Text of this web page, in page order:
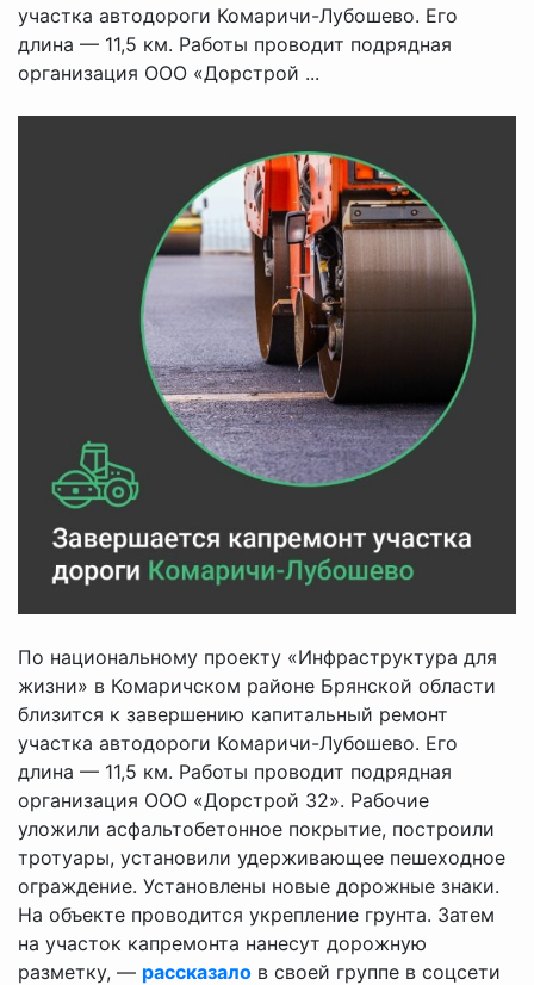
участка автодороги Комаричи-Лубошево. Его
длина — 11,5 км. Работы проводит подрядная
организация ООО «Дорстрой ...
По национальному проекту «Инфраструктура для
жизни» в Комаричском районе Брянской области
близится к завершению капитальный ремонт
участка автодороги Комаричи-Лубошево. Его
длина — 11,5 км. Работы проводит подрядная
организация ООО «Дорстрой 32». Рабочие
уложили асфальтобетонное покрытие, построили
тротуары, установили удерживающее пешеходное
ограждение. Установлены новые дорожные знаки.
На объекте проводится укрепление грунта. Затем
на участок капремонта нанесут дорожную
разметку, — рассказало в своей группе в соцсети